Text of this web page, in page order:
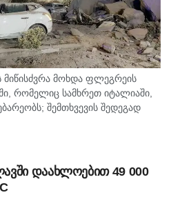
მიწისძვრა მოხდა ფლეგრეის
რომელიც სამხრეთ იტალიაში,
შემთხვევის შედეგად
შენობები და ეკლესიები.
ეროვნულმა...
დაახლოებით 49 000